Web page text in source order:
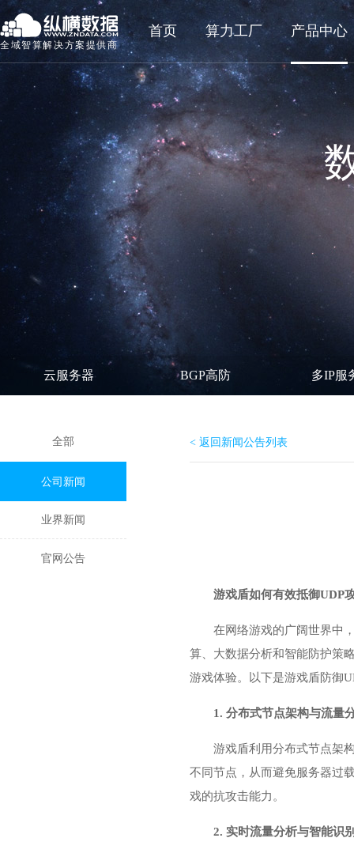
全域智算解决方案提供商
首页 算力工厂 产品中心
云服务器 BGP高防 多IP服
全部
公司新闻
业界新闻
官网公告
< 返回新闻公告列表
游戏盾如何有效抵御UDP
在网络游戏的广阔世界中
算、大数据分析和智能防护策
游戏体验。以下是游戏盾防御
1. 分布式节点架构与流量
游戏盾利用分布式节点架
不同节点，从而避免服务器过
戏的抗攻击能力。
2. 实时流量分析与智能识